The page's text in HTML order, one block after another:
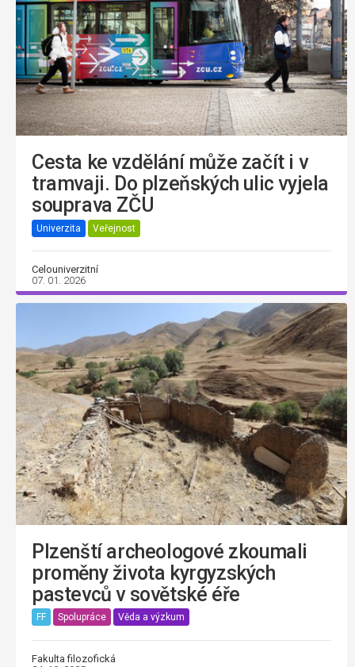
Cesta ke vzdělání může začít i v
tramvaji. Do plzeňských ulic vyjela
souprava ZČU
Univerzita Veřejnost
Celouniverzitní
07. 01. 2026
Plzenští archeologové zkoumali
proměny života kyrgyzských
pastevců v sovětské éře
FF Spolupráce Věda a výzkum
Fakulta filozofická